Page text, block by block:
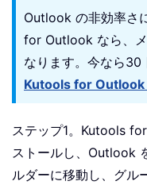
Outlook の非効率さ
for Outlook なら、
なります。今なら30
Kutools for Outlook
ステップ1。Kutools
ストールし、Outlook
ルダーに移動し、グル